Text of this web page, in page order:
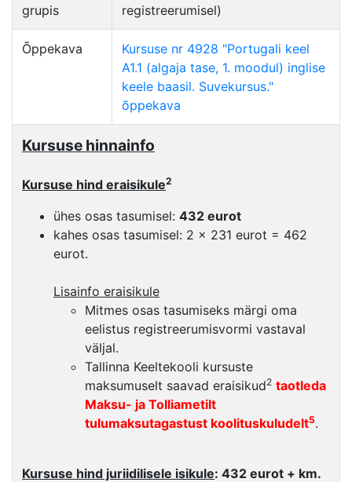
grupis
registreerumisel)
Õppekava
Kursuse nr 4928 "Portugali keel
A1.1 (algaja tase, 1. moodul) inglise
keele baasil. Suvekursus."
õppekava
Kursuse hinnainfo
Kursuse hind eraisikule2
ühes osas tasumisel: 432 eurot
kahes osas tasumisel: 2 × 231 eurot = 462
eurot.
Lisainfo eraisikule
Mitmes osas tasumiseks märgi oma
eelistus registreerumisvormi vastaval
väljal.
Tallinna Keeltekooli kursuste
maksumuselt saavad eraisikud2 taotleda
Maksu- ja Tolliametilt
tulumaksutagastust koolituskuludelt5.
Kursuse hind juriidilisele isikule: 432 eurot + km.